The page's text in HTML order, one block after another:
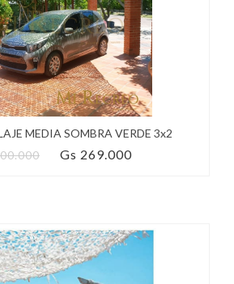
MEDIA SOMBRA VERDE 3x2
Gs 269.000